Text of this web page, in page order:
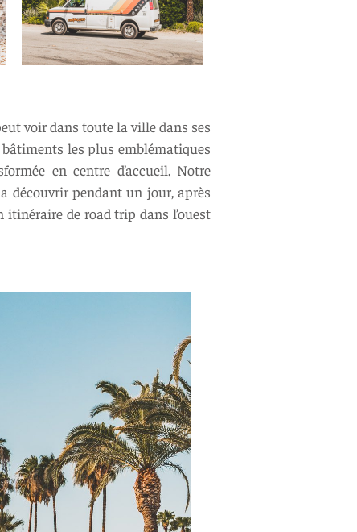
voir dans toute la ville dans ses
les plus emblématiques
en centre d’accueil. Notre
découvrir pendant un jour, après
itinéraire de road trip dans l’ouest